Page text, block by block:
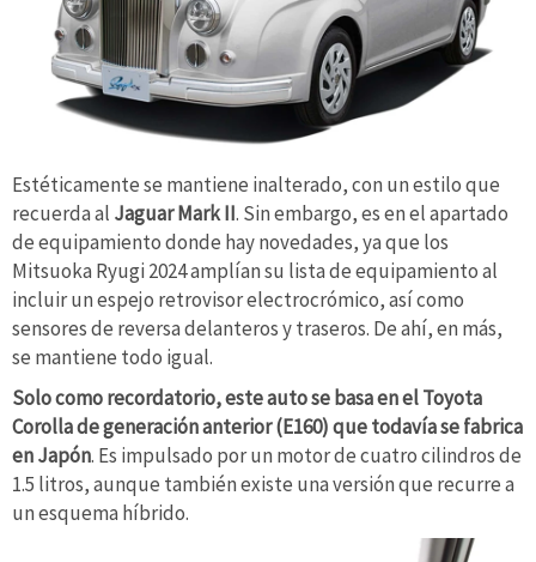
Estéticamente se mantiene inalterado, con un estilo que
recuerda al Jaguar Mark II. Sin embargo, es en el apartado
de equipamiento donde hay novedades, ya que los
Mitsuoka Ryugi 2024 amplían su lista de equipamiento al
incluir un espejo retrovisor electrocrómico, así como
sensores de reversa delanteros y traseros. De ahí, en más,
se mantiene todo igual.
Solo como recordatorio, este auto se basa en el Toyota
Corolla de generación anterior (E160) que todavía se fabrica
en Japón. Es impulsado por un motor de cuatro cilindros de
1.5 litros, aunque también existe una versión que recurre a
un esquema híbrido.